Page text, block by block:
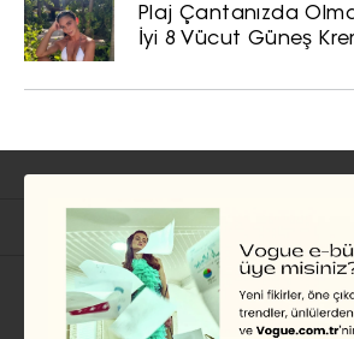
Plaj Çantanızda
İyi 8 Vücut Güneş
İlgili Başlıklar
SUMMER